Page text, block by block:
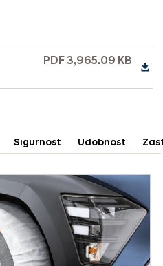
PDF 3,965.09 KB
Sigurnost Udobnost